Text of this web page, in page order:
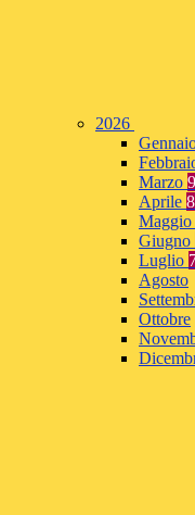
2026
Marzo 9
Aprile 8
Maggio
Giugno
Luglio
Agosto
Ottobre